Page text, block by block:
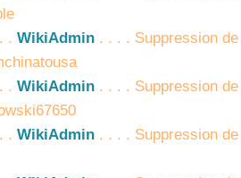
. WikiAdmin . . . . Suppression de
. WikiAdmin . . . . Suppression de
. WikiAdmin . . . . Suppression de